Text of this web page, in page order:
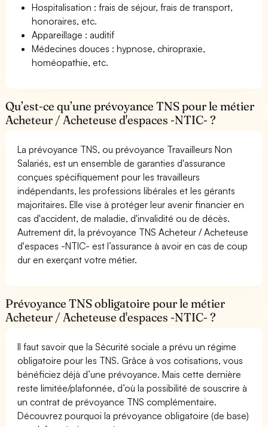
Hospitalisation : frais de séjour, frais de transport,
honoraires, etc.
Appareillage : auditif
Médecines douces : hypnose, chiropraxie,
homéopathie, etc.
Qu’est-ce qu’une prévoyance TNS pour le métier
Acheteur / Acheteuse d'espaces -NTIC- ?
La prévoyance TNS, ou prévoyance Travailleurs Non
Salariés, est un ensemble de garanties d'assurance
conçues spécifiquement pour les travailleurs
indépendants, les professions libérales et les gérants
majoritaires. Elle vise à protéger leur avenir financier en
cas d'accident, de maladie, d'invalidité ou de décès.
Autrement dit, la prévoyance TNS Acheteur / Acheteuse
d'espaces -NTIC- est l’assurance à avoir en cas de coup
dur en exerçant votre métier.
Prévoyance TNS obligatoire pour le métier
Acheteur / Acheteuse d'espaces -NTIC- ?
Il faut savoir que la Sécurité sociale a prévu un régime
obligatoire pour les TNS. Grâce à vos cotisations, vous
bénéficiez déjà d’une prévoyance. Mais cette dernière
reste limitée/plafonnée, d’où la possibilité de souscrire à
un contrat de prévoyance TNS complémentaire.
Découvrez pourquoi la prévoyance obligatoire (de base)